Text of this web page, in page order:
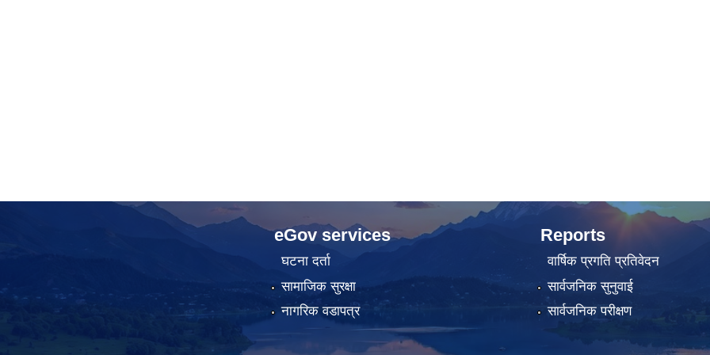
eGov services
घटना दर्ता
सामाजिक सुरक्षा
नागरिक वडापत्र
Reports
वार्षिक प्रगति प्रतिवेदन
सार्वजनिक सुनुवाई
सार्वजनिक परीक्षण